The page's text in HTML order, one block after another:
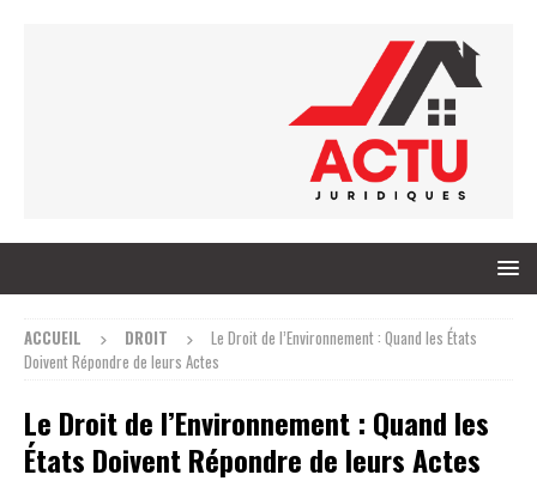
ACCUEIL DROIT
Le Droit de l’Environnement : Quand les États
Doivent Répondre de leurs Actes
Le Droit de l’Environnement : Quand les
États Doivent Répondre de leurs Actes